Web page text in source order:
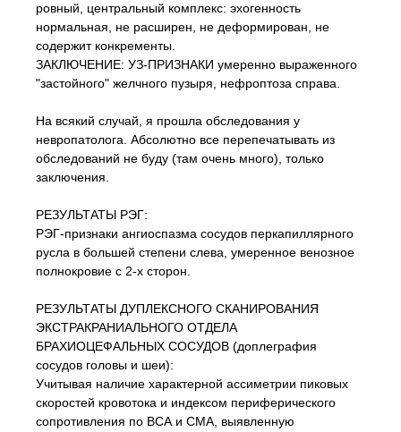
ровный, центральный комплекс: эхогенность
нормальная, не расширен, не деформирован, не
содержит конкременты.
ЗАКЛЮЧЕНИЕ: УЗ-ПРИЗНАКИ умеренно выраженного
"застойного" желчного пузыря, нефроптоза справа.
На всякий случай, я прошла обследования у
невропатолога. Абсолютно все перепечатывать из
обследований не буду (там очень много), только
заключения.
РЕЗУЛЬТАТЫ РЭГ:
РЭГ-признаки ангиоспазма сосудов перкапиллярного
русла в большей степени слева, умеренное венозное
полнокровие с 2-х сторон.
РЕЗУЛЬТАТЫ ДУПЛЕКСНОГО СКАНИРОВАНИЯ
ЭКСТРАКРАНИАЛЬНОГО ОТДЕЛА
БРАХИОЦЕФАЛЬНЫХ СОСУДОВ (доплеграфия
сосудов головы и шеи):
Учитывая наличие характерной ассиметрии пиковых
скоростей кровотока и индексом периферического
сопротивления по ВСА и СМА, выявленную